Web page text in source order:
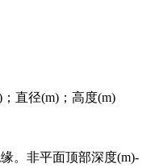
直径(m)；高度(m)
。非平面顶部深度(m)-